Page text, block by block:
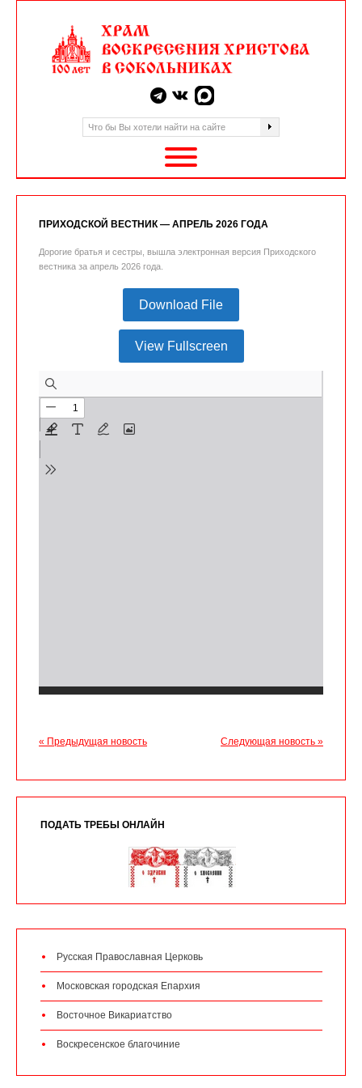
ПРИХОДСКОЙ ВЕСТНИК — АПРЕЛЬ 2026 ГОДА
Дорогие братья и сестры, вышла электронная версия Приходского
вестника за апрель 2026 года.
Download File
View Fullscreen
« Предыдущая новость Следующая новость »
ПОДАТЬ ТРЕБЫ ОНЛАЙН
Русская Православная Церковь
Московская городская Епархия
Восточное Викариатство
Воскресенское благочиние